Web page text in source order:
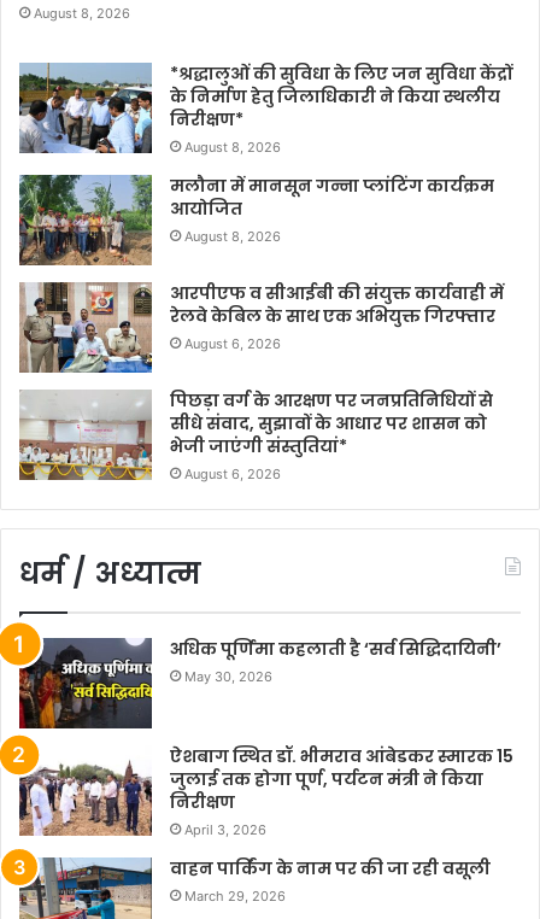
August 8, 2026
*श्रद्धालुओं की सुविधा के लिए जन सुविधा केंद्रों
के निर्माण हेतु जिलाधिकारी ने किया स्थलीय
निरीक्षण*
August 8, 2026
मलौना में मानसून गन्ना प्लांटिंग कार्यक्रम
आयोजित
August 8, 2026
आरपीएफ व सीआईबी की संयुक्त कार्यवाही में
रेलवे केबिल के साथ एक अभियुक्त गिरफ्तार
August 6, 2026
पिछड़ा वर्ग के आरक्षण पर जनप्रतिनिधियों से
सीधे संवाद, सुझावों के आधार पर शासन को
भेजी जाएंगी संस्तुतियां*
August 6, 2026
धर्म / अध्यात्म
अधिक पूर्णिमा कहलाती है ‘सर्व सिद्धिदायिनी’
May 30, 2026
ऐशबाग स्थित डॉ. भीमराव आंबेडकर स्मारक 15
जुलाई तक होगा पूर्ण, पर्यटन मंत्री ने किया
निरीक्षण
April 3, 2026
वाहन पार्किंग के नाम पर की जा रही वसूली
March 29, 2026